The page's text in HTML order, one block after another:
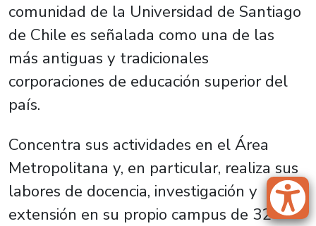
comunidad de la Universidad de Santiago
de Chile es señalada como una de las
más antiguas y tradicionales
corporaciones de educación superior del
país.
Concentra sus actividades en el Área
Metropolitana y, en particular, realiza sus
labores de docencia, investigación y
extensión en su propio campus de 32